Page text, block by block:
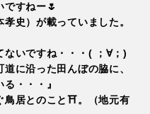
ですねー🌷
史）が載っていました。
ないですね・・・( ；∀；)
に沿った田んぼの脇に、
・・・』
鳥居とのこと⛩。（地元有